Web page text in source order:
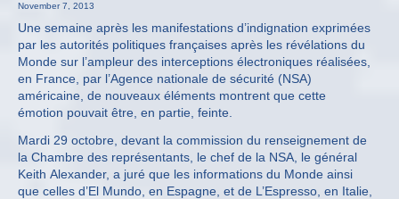
November 7, 2013
Une semaine après les manifestations d’indignation exprimées
par les autorités politiques françaises après les révélations du
Monde sur l’ampleur des interceptions électroniques réalisées,
en France, par l’Agence nationale de sécurité (NSA)
américaine, de nouveaux éléments montrent que cette
émotion pouvait être, en partie, feinte.
Mardi 29 octobre, devant la commission du renseignement de
la Chambre des représentants, le chef de la NSA, le général
Keith Alexander, a juré que les informations du Monde ainsi
que celles d’El Mundo, en Espagne, et de L’Espresso, en Italie,